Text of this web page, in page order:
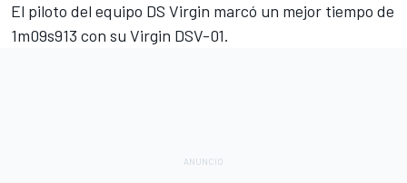
El piloto del equipo DS Virgin marcó un mejor tiempo de
1m09s913 con su Virgin DSV-01.